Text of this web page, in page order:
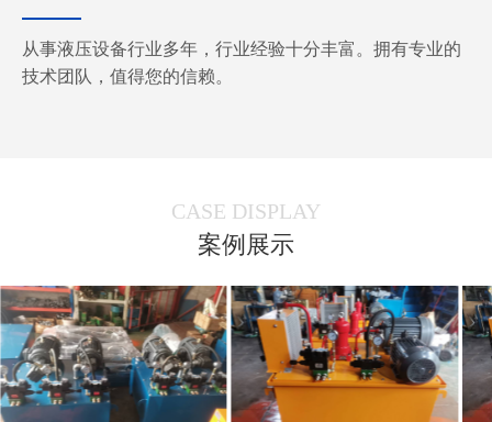
从事液压设备行业多年，行业经验十分丰富。拥有专业的
技术团队，值得您的信赖。
CASE DISPLAY
案例展示